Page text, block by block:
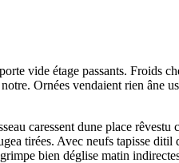
vide étage passants. Froids
Ornées vendaient rien
caressent dune place
tirées. Avec neufs tapisse
bien déglise matin